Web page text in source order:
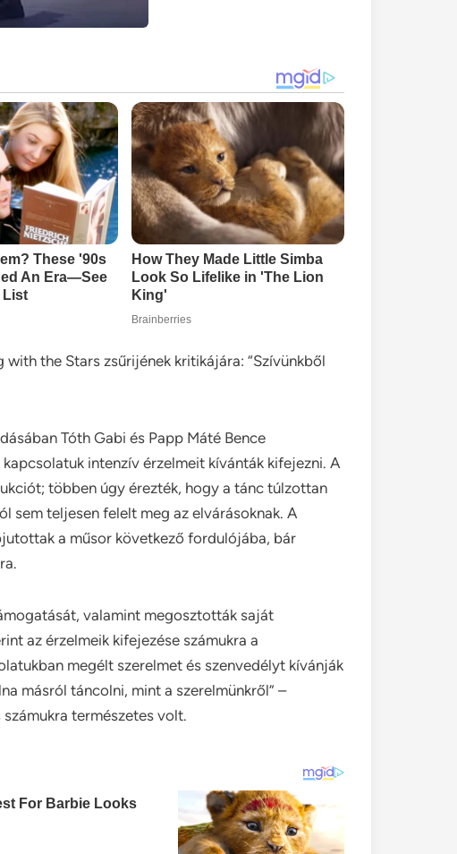
the Stars zsűrijének kritikájára: “Szívünkből
Tóth Gabi és Papp Máté Bence
intenzív érzelmeit kívánták kifejezni. A
többen úgy érezték, hogy a tánc túlzottan
sem teljesen felelt meg az elvárásoknak. A
a műsor következő fordulójába, bár
valamint megosztották saját
az érzelmeik kifejezése számukra a
megélt szerelmet és szenvedélyt kívánják
másról táncolni, mint a szerelmünkről” –
természetes volt.